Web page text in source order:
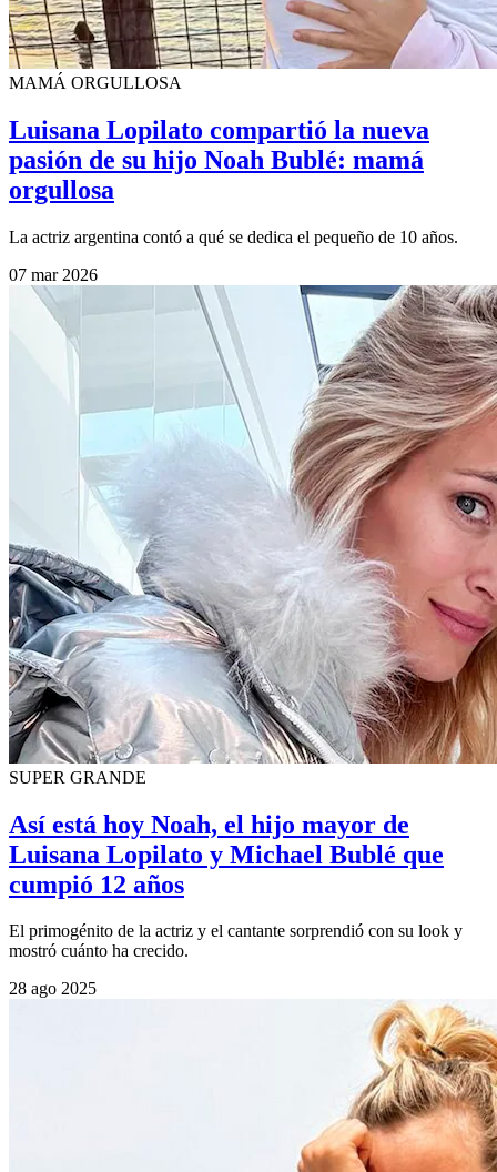
MAMÁ ORGULLOSA
Luisana Lopilato compartió la nueva
pasión de su hijo Noah Bublé: mamá
orgullosa
La actriz argentina contó a qué se dedica el pequeño de 10 años.
07 mar 2026
SUPER GRANDE
Así está hoy Noah, el hijo mayor de
Luisana Lopilato y Michael Bublé que
cumpió 12 años
El primogénito de la actriz y el cantante sorprendió con su look y
mostró cuánto ha crecido.
28 ago 2025